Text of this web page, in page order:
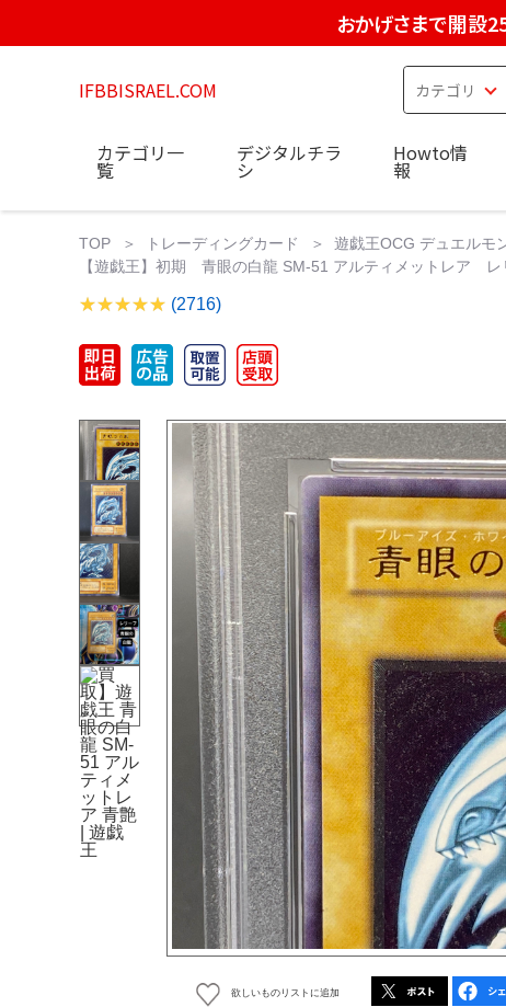
おかげさまで開設
IFBBISRAEL.COM
カテゴリ一
覧
デジタルチラ
シ
Howto情
報
TOP トレーディングカード
遊戯王OCG デュエルモ
【遊戯王】初期 青眼の白龍 SM-51 アルティメットレア レ
(2716)
欲しいものリストに追加